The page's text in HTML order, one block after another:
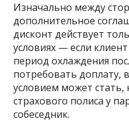
Изначально между
дополнительное
дисконт действует
условиях — если
период охлаждения
потребовать доплату,
условием может
страхового полиса у
собеседник.